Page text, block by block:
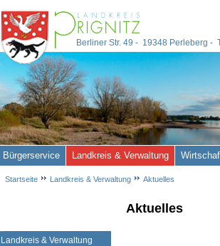
Landkreis & Verwaltung
Aktuelles
Berliner Str. 49 - 19348 Perleberg
Bürgerservice Landkreis & Verwaltung
Startseite Landkreis & Verwaltung Aktuelles